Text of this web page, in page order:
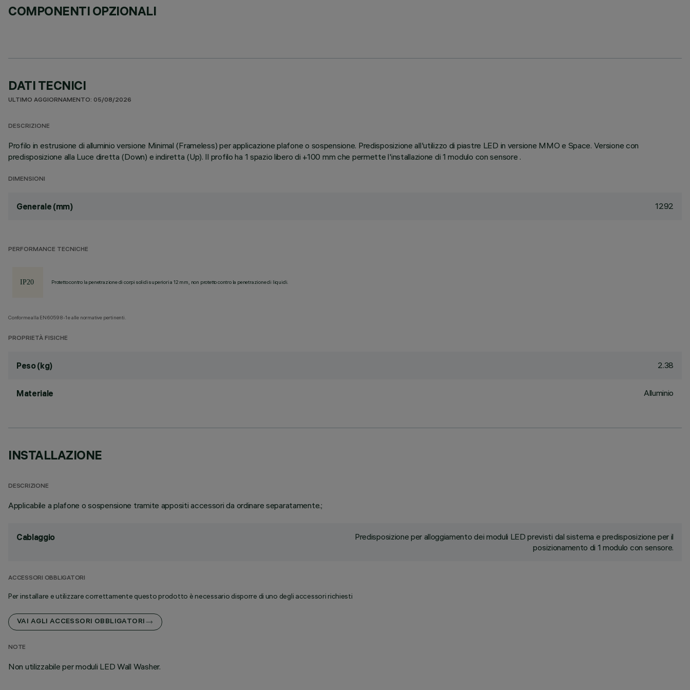
COMPONENTI OPZIONALI
DATI TECNICI
ULTIMO AGGIORNAMENTO: 05/08/2026
DESCRIZIONE
Profilo in estrusione di alluminio versione Minimal (Frameless) per applicazione plafone o sospensione. Predisposizione all'utilizzo di piastre LED in versione MMO e Space. Versione con
predisposizione alla Luce diretta (Down) e indiretta (Up). Il profilo ha 1 spazio libero di +100 mm che permette l'installazione di 1 modulo con sensore .
DIMENSIONI
Generale (mm) 1292
PERFORMANCE TECNICHE
Protetto contro la penetrazione di corpi solidi superiori a 12 mm, non protetto contro la penetrazione di liquidi.
Conforme alla EN60598-1 e alle normative pertinenti.
PROPRIETÀ FISICHE
Peso (kg) 2.38
Materiale Alluminio
INSTALLAZIONE
DESCRIZIONE
Applicabile a plafone o sospensione tramite appositi accessori da ordinare separatamente.;
Cablaggio
Predisposizione per alloggiamento dei moduli LED previsti dal sistema e predisposizione per il
posizionamento di 1 modulo con sensore.
ACCESSORI OBBLIGATORI
Per installare e utilizzare correttamente questo prodotto è necessario disporre di uno degli accessori richiesti
VAI AGLI ACCESSORI OBBLIGATORI
NOTE
Non utilizzabile per moduli LED Wall Washer.